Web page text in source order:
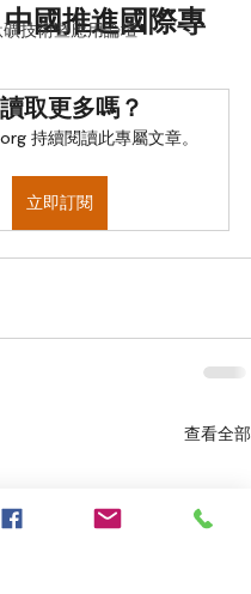
技術暨應用論壇
國推進國際專
取更多嗎？
持續閱讀此專屬文章。
立即訂閱
查看全部